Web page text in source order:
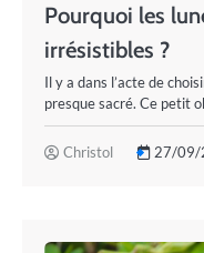
Pourquoi les
irrésistibles ?
Il y a dans l’acte de
presque sacré. Ce petit
Christol 27/09/